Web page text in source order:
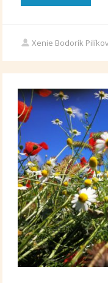
Xenie Bodorík